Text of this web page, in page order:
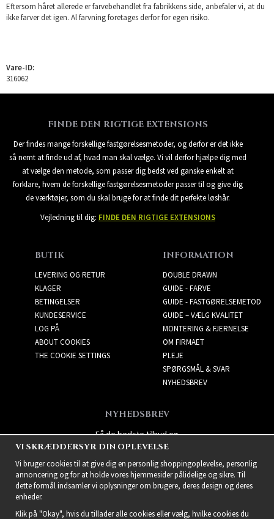
Eftersom håret allerede er farvebehandlet fra fabrikkens side, anbefaler vi, at du
ikke farver det igen. Al farvning foretages derfor for egen risiko.
Vare-ID:
316062
FINDE DEN RIGTIGE EXTENSIONS
Der findes mange forskellige fastgørelsesmetoder, og derfor er det ikke
så nemt at finde ud af, hvad man skal vælge. Vi vil derfor hjælpe dig med
at vælge den metode, som passer dig bedst ved ganske enkelt at
forklare, hvem de forskellige fastgørelsesmetoder passer til og give dig
de værktøjer, som du skal bruge for at finde dit perfekte løshår.
Vejledning til dig: FINDE DEN RIGTIGE EXTENSIONS
BUTIK
LEVERING OG RETUR
KLAGER
BETINGELSER
KUNDESERVICE
LOG PÅ
ABOUT COOKIES
THE COOKIE SETTINGS
INFORMATION
DOUBLE DRAWN
GUIDE - FARVE
GUIDE - FASTGØRELSEMETOD
GUIDE – VÆLG KVALITET
MONTERING & FJERNELSE
OM FIRMAET
PLEJE
SPØRGSMÅL & SVAR
NYHEDSBREV
NYHEDSBREV
Få de bedste tilbud og
spændende nye produkter!
VI SKRÆDDERSYR DIN OPLEVELSE
Vi bruger cookies til at give dig en personlig shoppingoplevelse, personlig
annoncering og for at holde vores hjemmesider pålidelige og sikre. Til
dette formål indsamler vi oplysninger om brugere, deres design og deres
enheder.
Klik på "Okay", hvis du tillader alle cookies eller vælg, hvilke cookies du